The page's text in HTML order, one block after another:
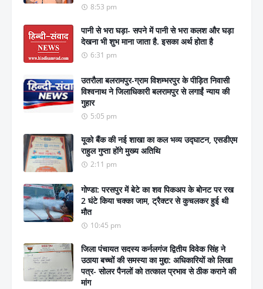
8:53 pm
पानी से भरा घड़ा- सपने में पानी से भरा कलश और घड़ा
देखना भी शुभ माना जाता है. इसका अर्थ होता है
6:31 pm
उतरौला बलरामपुर-ग्राम विशम्भरपुर के पीड़ित निवासी
विश्वनाथ ने जिलाधिकारी बलरामपुर से लगाईं न्याय की
गुहार
5:05 pm
यूको बैंक की नई शाखा का कल भव्य उद्घाटन, एसडीएम
राहुल गुप्ता होंगे मुख्य अतिथि
2:11 pm
गोण्डा: परसपुर में बेटे का शव पिकअप के बोनट पर रख
2 घंटे किया चक्का जाम, ट्रैक्टर से कुचलकर हुई थी
मौत
10:45 pm
जिला पंचायत सदस्य कर्नलगंज द्वितीय विवेक सिंह ने
उठाया बच्चों की समस्या का मुद्दा: अधिकारियों को लिखा
पत्र- सोलर पैनलों को तत्काल प्रभाव से ठीक कराने की
मांग